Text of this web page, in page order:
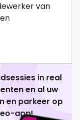
van
in real
en al uw
en parkeer op
app!